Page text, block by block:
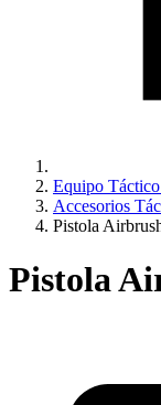
Equipo
Accesorios
Pistola
Pistola